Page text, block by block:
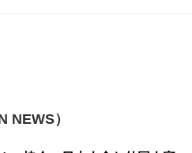
NEWS）